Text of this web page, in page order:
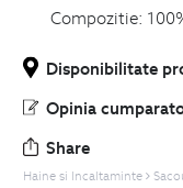
Compozitie:
Disponibilitate
Opinia
Share
Haine si Incaltaminte